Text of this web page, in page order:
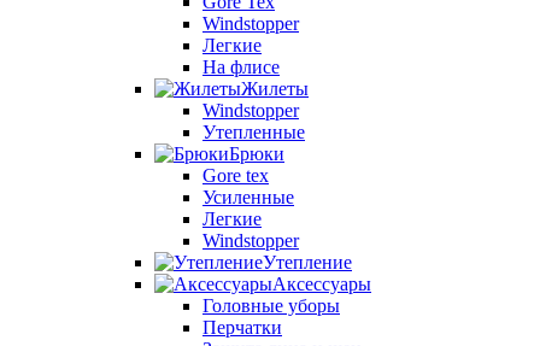
Windstopper
Легкие
На флисе
Жилеты
Windstopper
Утепленные
Брюки
Gore tex
Усиленные
Легкие
Windstopper
Утепление
Аксессуары
Головные уборы
Перчатки